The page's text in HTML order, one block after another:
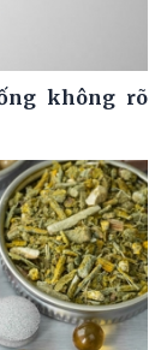
không rõ